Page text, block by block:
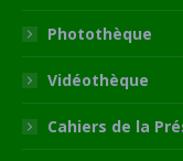
Photothèque
Vidéothèque
Cahiers de la